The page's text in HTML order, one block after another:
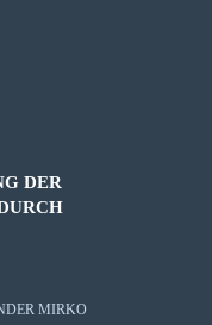
DER
MIRKO